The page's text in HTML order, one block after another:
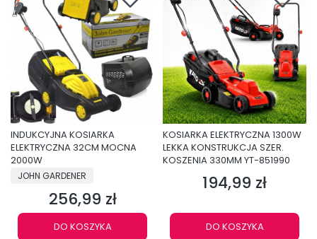
INDUKCYJNA KOSIARKA
ELEKTRYCZNA 32CM MOCNA
2000W
PRODUCENT
JOHN GARDENER
Cena
256,99 zł
DO KOSZYKA
KOSIARKA ELEKTRYCZNA 1300W
LEKKA KONSTRUKCJA SZER.
KOSZENIA 330MM YT-851990
Cena
194,99 zł
DO KOSZYKA